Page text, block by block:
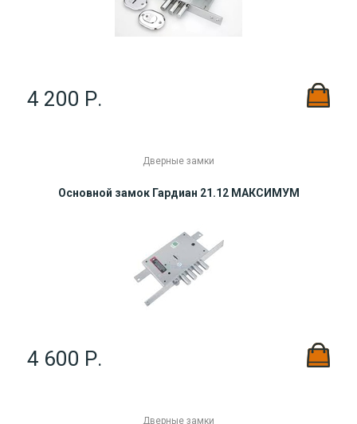
4 200 Р.
Дверные замки
Основной замок Гардиан 21.12 МАКСИМУМ
4 600 Р.
Дверные замки